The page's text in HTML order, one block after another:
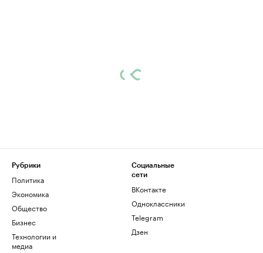
Рубрики
Политика
Экономика
Общество
Бизнес
Технологии и
медиа
Социальные
сети
ВКонтакте
Одноклассники
Telegram
Дзен